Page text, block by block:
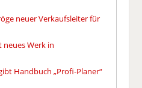
neuer Verkaufsleiter für
Werk in
Handbuch „Profi-Planer“